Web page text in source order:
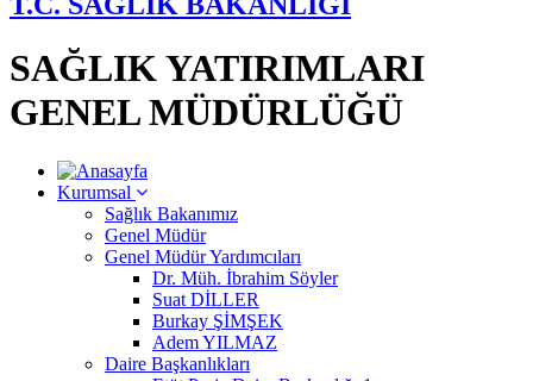
SAĞLIK YATIRIMLARI
GENEL MÜDÜRLÜĞÜ
Kurumsal
Sağlık Bakanımız
Genel Müdür
Genel Müdür Yardımcıları
Dr. Müh. İbrahim Söyler
Suat DİLLER
Burkay ŞİMŞEK
Adem YILMAZ
Daire Başkanlıkları